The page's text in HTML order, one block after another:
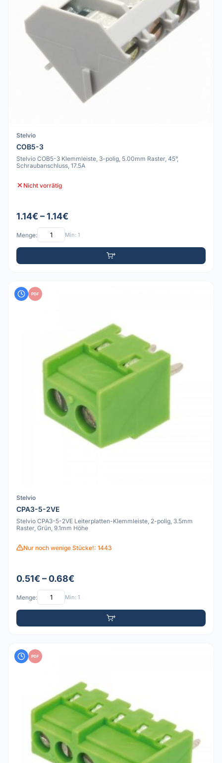
Stelvio
COB5-3
Stelvio COB5-3 Klemmleiste, 3-polig, 5.00mm Raster, 45°,
Schraubanschluss, 17.5A
Nicht vorrätig
1.14€ – 1.14€
Menge: Min: 1
PDF
Stelvio
CPA3-5-2VE
Stelvio CPA3-5-2VE Leiterplatten-Klemmleiste, 2-polig, 3.5mm
Raster, Grün, 9.1mm Höhe
Nur noch wenige Stücke!: 1443
0.51€ – 0.68€
Menge: Min: 1
PDF